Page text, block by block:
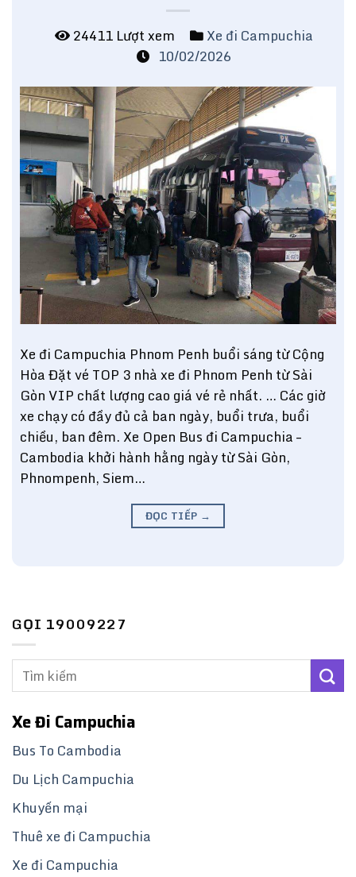
24411 Lượt xem
Xe đi Campuchia
10/02/2026
Xe đi Campuchia Phnom Penh buổi sáng từ Cộng
Hòa Đặt vé TOP 3 nhà xe đi Phnom Penh từ Sài
Gòn VIP chất lượng cao giá vé rẻ nhất. … Các giờ
xe chạy có đầy đủ cả ban ngày, buổi trưa, buổi
chiều, ban đêm. Xe Open Bus đi Campuchia –
Cambodia khởi hành hằng ngày từ Sài Gòn,
Phnompenh, Siem…
ĐỌC TIẾP →
GỌI 19009227
Xe Đi Campuchia
Bus To Cambodia
Du Lịch Campuchia
Khuyến mại
Thuê xe đi Campuchia
Xe đi Campuchia